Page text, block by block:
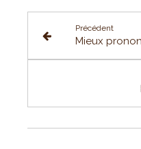
Précédent
Mieux